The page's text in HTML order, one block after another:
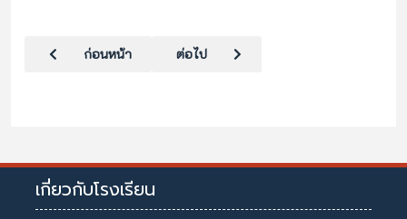
เนื้อหาก่อนหน้า: คู่มือการร้องเรียนการทุจริต
ก่อนหน้า เนื้อหาถัดไป: มาตรการส่งเสริมคุณธรรมและ
ต่อไป
เกี่ยวกับโรงเรียน